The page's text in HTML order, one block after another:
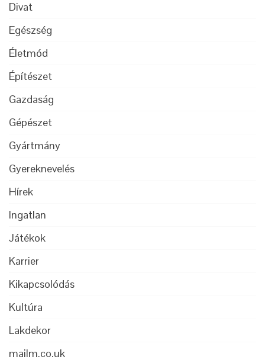
Divat
Egészség
Életmód
Építészet
Gazdaság
Gépészet
Gyártmány
Gyereknevelés
Hírek
Ingatlan
Játékok
Karrier
Kikapcsolódás
Kultúra
Lakdekor
mailm.co.uk